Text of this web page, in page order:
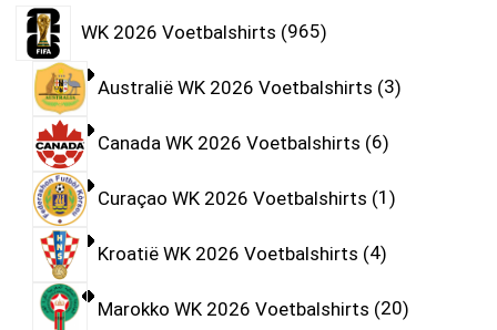
WK 2026 Voetbalshirts 965
Australië WK 2026 Voetbalshirts 3
Canada WK 2026 Voetbalshirts 6
Curaçao WK 2026 Voetbalshirts 1
Kroatië WK 2026 Voetbalshirts 4
Marokko WK 2026 Voetbalshirts 20